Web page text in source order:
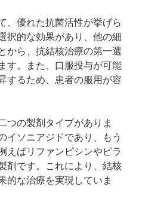
、優れた抗菌活性が挙げら
択的な効果があり、他の細
から、抗結核治療の第一選
す。また、口服投与が可能
するため、患者の服用が容
つの製剤タイプがありま
イソニアジドであり、もう
えばリファンピシンやピラ
剤です。これにより、結核
的な治療を実現していま